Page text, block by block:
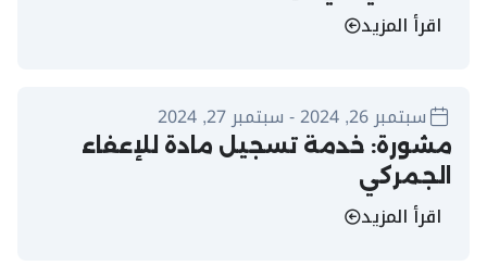
اقرأ المزيد
سبتمبر 26, 2024 - سبتمبر 27, 2024
مشورة: خدمة تسجيل مادة للإعفاء
الجمركي
اقرأ المزيد